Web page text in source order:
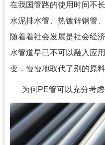
在我国管路的使用时间不
水泥排水管、热镀锌钢管
随着着社会发展是社会经
水管道早已不可以融入应
变，慢慢地取代了别的原
为何PE管可以充分考虑